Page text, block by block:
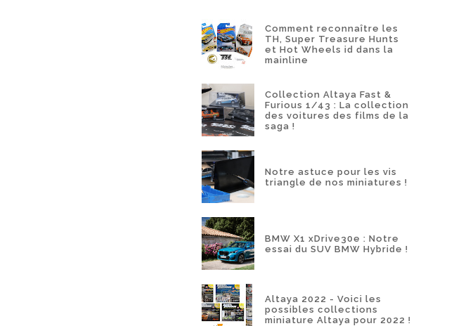
Comment reconnaître les
TH, Super Treasure Hunts
et Hot Wheels id dans la
mainline
Collection Altaya Fast &
Furious 1/43 : La collection
des voitures des films de la
saga !
Notre astuce pour les vis
triangle de nos miniatures !
BMW X1 xDrive30e : Notre
essai du SUV BMW Hybride !
Altaya 2022 - Voici les
possibles collections
miniature Altaya pour 2022 !